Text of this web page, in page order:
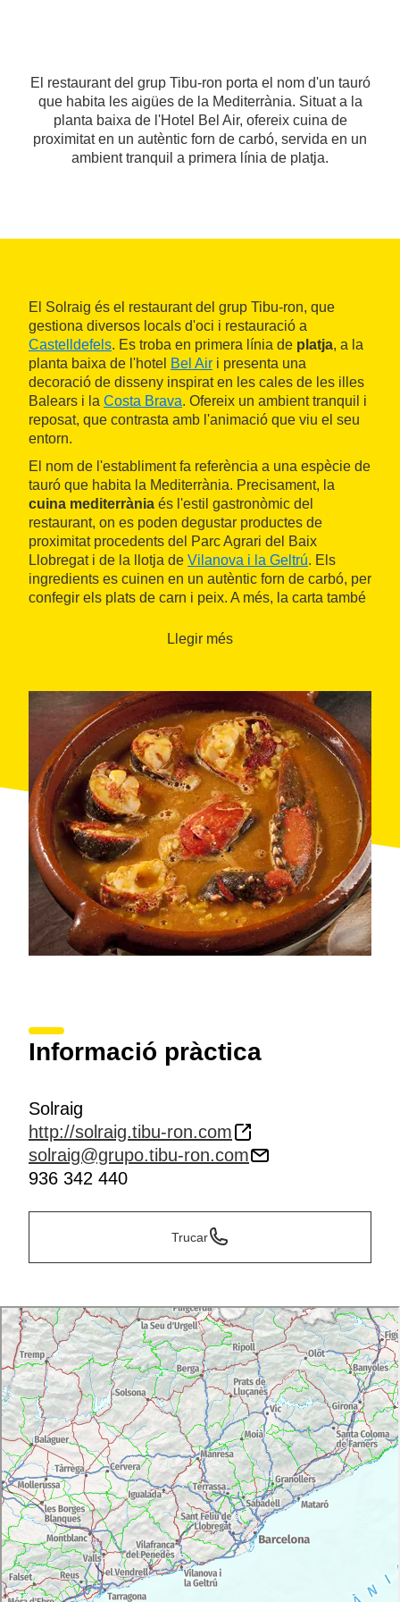
El restaurant del grup Tibu-ron porta el nom d'un tauró
que habita les aigües de la Mediterrània. Situat a la
planta baixa de l'Hotel Bel Air, ofereix cuina de
proximitat en un autèntic forn de carbó, servida en un
ambient tranquil a primera línia de platja.
El Solraig és el restaurant del grup Tibu-ron, que
gestiona diversos locals d'oci i restauració a
Castelldefels. Es troba en primera línia de platja, a la
planta baixa de l'hotel Bel Air i presenta una
decoració de disseny inspirat en les cales de les illes
Balears i la Costa Brava. Ofereix un ambient tranquil i
reposat, que contrasta amb l'animació que viu el seu
entorn.
El nom de l'establiment fa referència a una espècie de
tauró que habita la Mediterrània. Precisament, la
cuina mediterrània és l'estil gastronòmic del
restaurant, on es poden degustar productes de
proximitat procedents del Parc Agrari del Baix
Llobregat i de la llotja de Vilanova i la Geltrú. Els
ingredients es cuinen en un autèntic forn de carbó, per
confegir els plats de carn i peix. A més, la carta també
Llegir més
Informació pràctica
Solraig
http://solraig.tibu-ron.com
solraig@grupo.tibu-ron.com
936 342 440
Trucar